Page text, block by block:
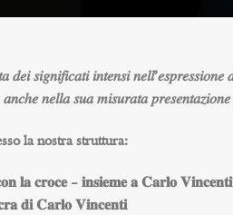
𝑠𝑖𝑔𝑛𝑖𝑓𝑖𝑐𝑎𝑡𝑖 𝑖𝑛𝑡𝑒𝑛𝑠𝑖
𝑎𝑛𝑐ℎ𝑒 𝑛𝑒𝑙𝑙𝑎 𝑠𝑢𝑎 𝑚𝑖𝑠𝑢𝑟𝑎𝑡𝑎
la nostra struttura:
𝐥𝐚 𝐜𝐫𝐨𝐜𝐞 – 𝐢𝐧𝐬𝐢𝐞𝐦𝐞 𝐚 𝐂𝐚𝐫𝐥𝐨
𝐝𝐢 𝐂𝐚𝐫𝐥𝐨 𝐕𝐢𝐧𝐜𝐞𝐧𝐭𝐢